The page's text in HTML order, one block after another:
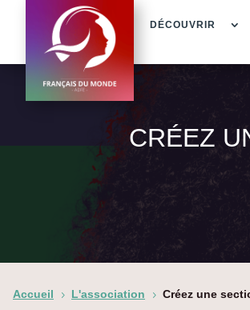
DÉCOUVRIR
CRÉEZ
Accueil 5 L'association 5 Créez une